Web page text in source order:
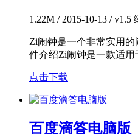
1.22M / 2015-10-13 / v1.5
Zi闹钟是一个非常实用
件介绍Zi闹钟是一款适
点击下载
百度滴答电脑版